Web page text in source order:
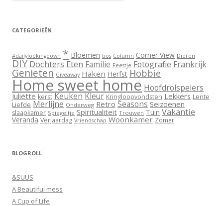
CATEGORIEËN
#dailylookingdown * Bloemen bos Column Corner View Dieren
DIY Dochters Eten Familie Feestje Fotografie Frankrijk
Genieten Giveaway Haken Herfst Hobbie
Home sweet home Hoofdrolspelers
Juliëtte kerst KeukenKleur Kringloopvondsten Lekkers Lente
Liefde Merlijne Onderweg Retro Seasons Seizoenen
slaapkamer Spiegeltje Spiritualiteit Trouwen Tuin Vakantie
Veranda Verjaardag Vriendschap Woonkamer Zomer
BLOGROLL
&SUUS
A Beautiful mess
A Cup of Life